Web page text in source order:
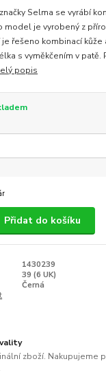
Selma se vyrábí
model je vyrobený z
řešeno kombinací
s vyměkčením v
popis
Přidat do košíku
1430239
39 (6 UK)
Černá
zboží. Nakupujeme